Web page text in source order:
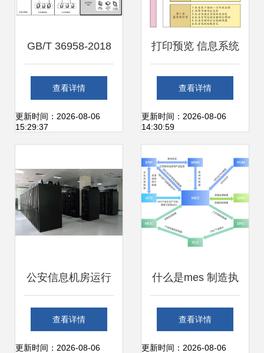
GB/T 36958-2018
信息安全技术 网络
安全等级保护安全
信息系统运行维护
服务
查看详情
更新时间：2026-08-06
15:29:37
打印预览 信息系统
运行维护服务的关
键环节与优化策略
查看详情
更新时间：2026-08-06
14:30:59
公安信息机房运行
维护系统解决方案
设备状态实时展现
查看详情
更新时间：2026-08-06
什么是mes 制造执
行系统 mes系统的
定位 特点及功能详
查看详情
更新时间：2026-08-06